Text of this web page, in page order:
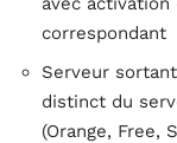
correspondant
Serveur
distinct du
(Orange, Free,